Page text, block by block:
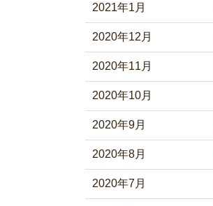
2021年1月
2020年12月
2020年11月
2020年10月
2020年9月
2020年8月
2020年7月